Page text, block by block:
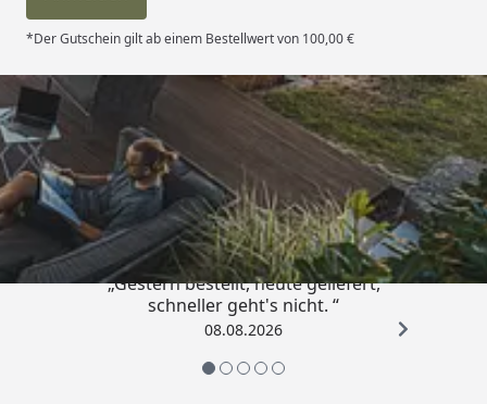
*Der Gutschein gilt ab einem Bestellwert von 100,00 €
Trusted Shops
4,81/ 5
„Gestern bestellt, heute geliefert,
schneller geht's nicht. “
08.08.2026